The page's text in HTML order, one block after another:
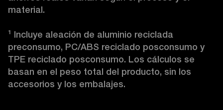
material.
¹ Incluye aleación de aluminio reciclada
preconsumo, PC/ABS reciclado posconsumo y
TPE reciclado posconsumo. Los cálculos se
basan en el peso total del producto, sin los
accesorios y los embalajes.